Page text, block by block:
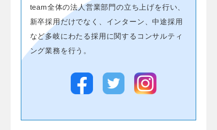
team全体の法人営業部門の立ち上げを行い、
新卒採用だけでなく、インターン、中途採用
など多岐にわたる採用に関するコンサルティ
ング業務を行う。